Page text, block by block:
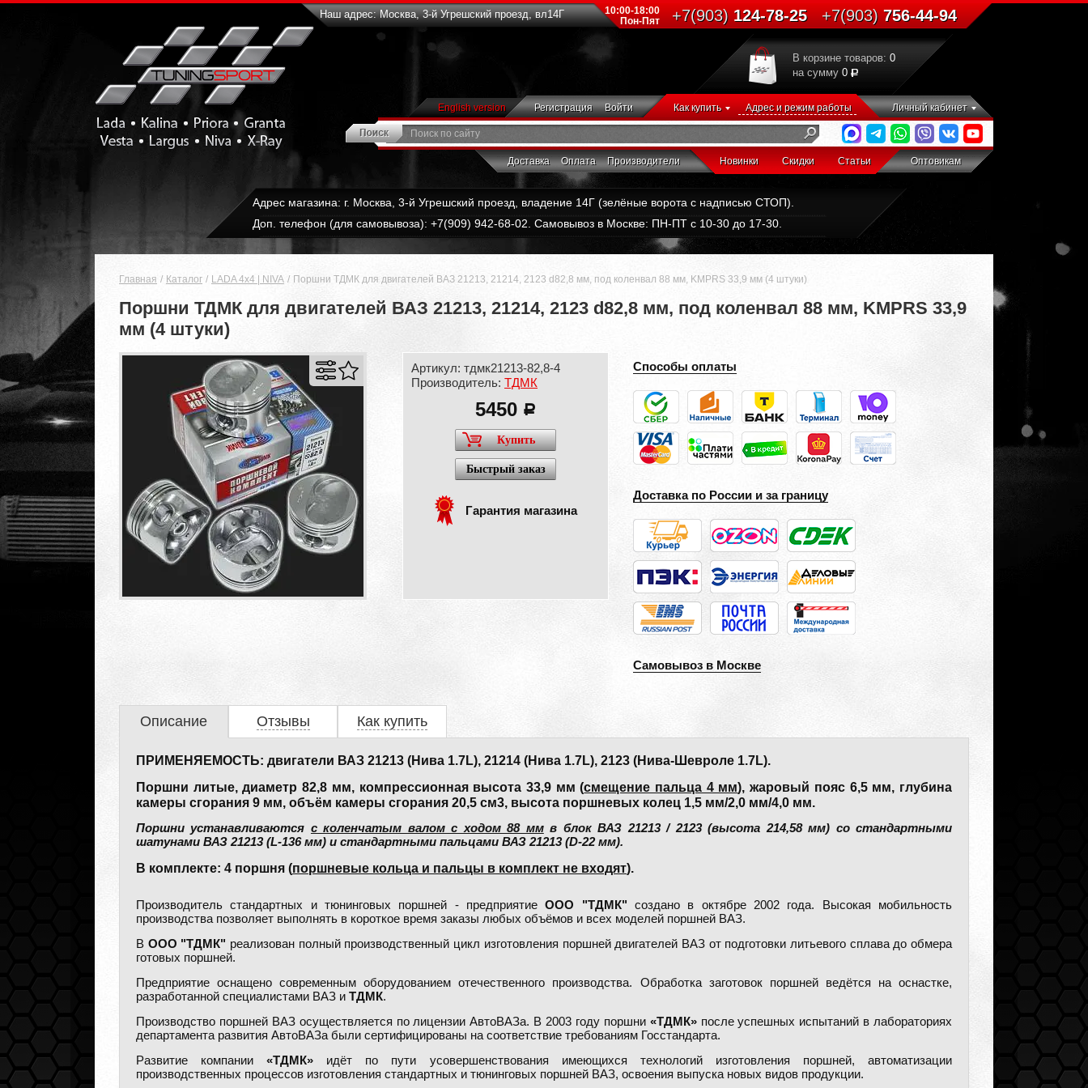
Наш адрес: Москва, 3-й Угрешский проезд, вл14Г
10:00-18:00
Пон-Пят
+7(903)124-78-25 +7(903)756-44-94
В корзине товаров: 0
на сумму 0
English version Регистрация Войти Как купить Адрес и режим работы Личный кабинет
Доставка Оплата Производители Новинки Скидки Статьи Оптовикам
Адрес магазина: г. Москва, 3-й Угрешский проезд, владение 14Г (зелёные ворота с надписью СТОП).
Доп. телефон (для самовывоза): +7(909) 942-68-02. Самовывоз в Москве: ПН-ПТ с 10-30 до 17-30.
Главная Каталог LADA 4x4 | NIVA Поршни ТДМК для двигателей ВАЗ 21213, 21214, 2123 d82,8 мм, под коленвал 88 мм, KMPRS 33,9 мм (4 штуки)
Поршни ТДМК для двигателей ВАЗ 21213, 21214, 2123 d82,8 мм, под коленвал 88 мм, KMPRS 33,9
мм (4 штуки)
Артикул: тдмк21213-82,8-4
Производитель: ТДМК
5450 a
Купить
Быстрый заказ
Гарантия магазина
Способы оплаты
Доставка по России и за границу
Самовывоз в Москве
Описание Отзывы Как купить
ПРИМЕНЯЕМОСТЬ: двигатели ВАЗ 21213 (Нива 1.7L), 21214 (Нива 1.7L), 2123 (Нива-Шевроле 1.7L).
Поршни литые, диаметр 82,8 мм, компрессионная высота 33,9 мм (смещение пальца 4 мм), жаровый пояс 6,5 мм, глубина
камеры сгорания 9 мм, объём камеры сгорания 20,5 см3, высота поршневых колец 1,5 мм/2,0 мм/4,0 мм.
Поршни устанавливаются с коленчатым валом с ходом 88 ммв блок ВАЗ 21213 / 2123 (высота 214,58 мм) со стандартными
шатунами ВАЗ 21213 (L-136 мм) и стандартными пальцами ВАЗ 21213 (D-22 мм).
В комплекте: 4 поршня (поршневые кольца и пальцы в комплект не входят).
Производитель стандартных и тюнинговых поршней - предприятиеООО "ТДМК" создано в октябре 2002 года. Высокая мобильность
производства позволяет выполнять в короткое время заказы любых объёмов и всех моделей поршней ВАЗ.
В ООО "ТДМК" реализован полный производственный цикл изготовления поршней двигателей ВАЗ от подготовки литьевого сплава до обмера
готовых поршней.
Предприятие оснащено современным оборудованием отечественного производства. Обработка заготовок поршней ведётся на оснастке,
разработанной специалистами ВАЗ и ТДМК.
Производство поршней ВАЗ осуществляется по лицензии АвтоВАЗа. В 2003 году поршни «ТДМК»после успешных испытаний в лабораториях
департамента развития АвтоВАЗа были сертифицированы на соответствие требованиям Госстандарта.
Развитие компании«ТДМК» идёт по пути усовершенствования имеющихся технологий изготовления поршней, автоматизации
производственных процессов изготовления стандартных и тюнинговых поршней ВАЗ, освоения выпуска новых видов продукции.